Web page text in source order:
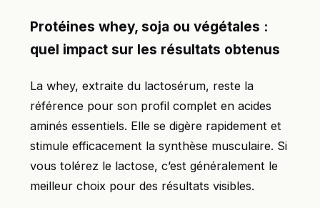
Protéines whey, soja ou végétales :
quel impact sur les résultats obtenus
La whey, extraite du lactosérum, reste la
référence pour son profil complet en acides
aminés essentiels. Elle se digère rapidement et
stimule efficacement la synthèse musculaire. Si
vous tolérez le lactose, c’est généralement le
meilleur choix pour des résultats visibles.